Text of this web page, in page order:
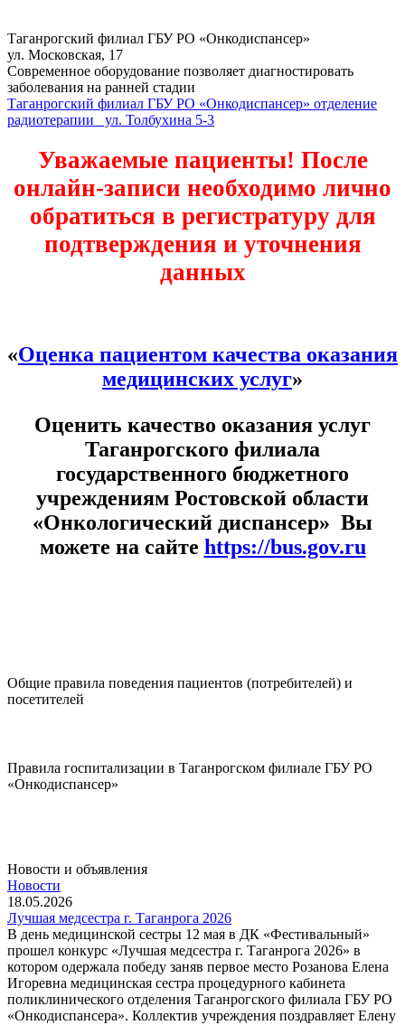
Таганрогский филиал ГБУ РО «Онкодиспансер»
ул. Московская, 17
Современное оборудование позволяет диагностировать
заболевания на ранней стадии
Таганрогский филиал ГБУ РО «Онкодиспансер» отделение
радиотерапии ул. Толбухина 5-3
Уважаемые пациенты! После
онлайн-записи необходимо лично
обратиться в регистратуру для
подтверждения и уточнения
данных
«Оценка пациентом качества оказания
медицинских услуг»
Оценить качество оказания услуг
Таганрогского филиала
государственного бюджетного
учреждениям Ростовской области
«Онкологический диспансер» Вы
можете на сайте https://bus.gov.ru
Общие правила поведения пациентов (потребителей) и
посетителей
Правила госпитализации в Таганрогском филиале ГБУ РО
«Онкодиспансер»
Новости и объявления
Новости
18.05.2026
Лучшая медсестра г. Таганрога 2026
В день медицинской сестры 12 мая в ДК «Фестивальный»
прошел конкурс «Лучшая медсестра г. Таганрога 2026» в
котором одержала победу заняв первое место Розанова Елена
Игоревна медицинская сестра процедурного кабинета
поликлинического отделения Таганрогского филиала ГБУ РО
«Онкодиспансера». Коллектив учреждения поздравляет Елену